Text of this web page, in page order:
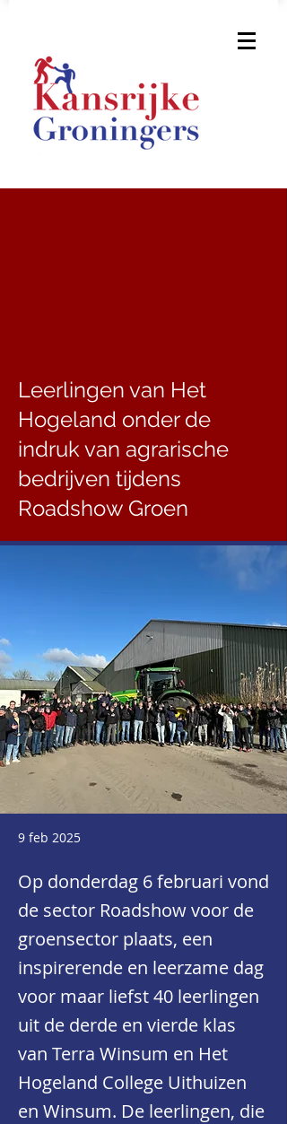
Leerlingen van Het
Hogeland onder de
indruk van agrarische
bedrijven tijdens
Roadshow Groen
9 feb 2025
Op donderdag 6 februari vond
de sector Roadshow voor de
groensector plaats, een
inspirerende en leerzame dag
voor maar liefst 40 leerlingen
uit de derde en vierde klas
van Terra Winsum en Het
Hogeland College Uithuizen
en Winsum. De leerlingen, die